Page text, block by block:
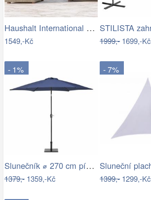
Haushalt International Kovový slunečník…
1549,-Kč 1999,-1699,-Kč
- 1%
Slunečník ⌀ 270 cm pískově béžový VARESE
1379,-1359,-Kč
- 7%
1399,-1299,-Kč